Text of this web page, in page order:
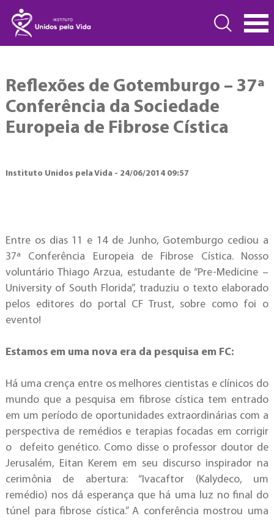
Reflexões de Gotemburgo – 37ª
Conferência da Sociedade
Europeia de Fibrose Cística
Instituto Unidos pela Vida - 24/06/2014 09:57
Entre os dias 11 e 14 de Junho, Gotemburgo cediou a
37ª Conferência Europeia de Fibrose Cística. Nosso
voluntário Thiago Arzua, estudante de “Pre-Medicine –
University of South Florida”, traduziu o texto elaborado
pelos editores do portal CF Trust, sobre como foi o
evento!
Estamos em uma nova era da pesquisa em FC:
Há uma crença entre os melhores cientistas e clínicos do
mundo que a pesquisa em fibrose cística tem entrado
em um período de oportunidades extraordinárias com a
perspectiva de remédios e terapias focadas em corrigir
o defeito genético. Como disse o professor doutor de
Jerusalém, Eitan Kerem em seu discurso inspirador na
cerimônia de abertura: “Ivacaftor (Kalydeco, um
remédio) nos dá esperança que há uma luz no final do
túnel para fibrose cística.” A conferência mostrou uma